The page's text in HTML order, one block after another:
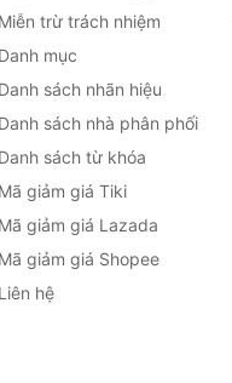
Miễn trừ trách nhiệm
Danh mục
Danh sách nhãn hiệu
Danh sách nhà phân phối
Danh sách từ khóa
Mã giảm giá Tiki
Mã giảm giá Lazada
Mã giảm giá Shopee
Liên hệ